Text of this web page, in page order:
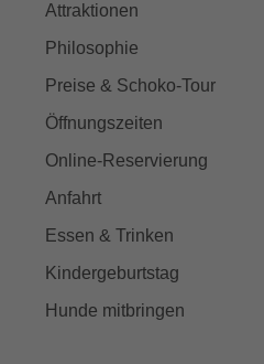
Attraktionen
Philosophie
Preise & Schoko-Tour
Öffnungszeiten
Online-Reservierung
Anfahrt
Essen & Trinken
Kindergeburtstag
Hunde mitbringen